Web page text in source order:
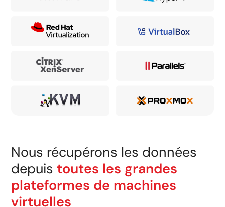
Nous récupérons les données
depuistoutes les grandes
plateformes de machines
virtuelles